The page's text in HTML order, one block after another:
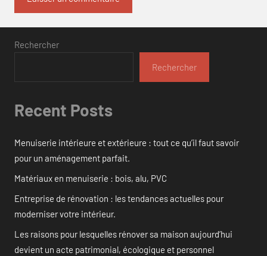
Rechercher
Rechercher
Recent Posts
Menuiserie intérieure et extérieure : tout ce qu’il faut savoir
pour un aménagement parfait.
Matériaux en menuiserie : bois, alu, PVC
Entreprise de rénovation : les tendances actuelles pour
moderniser votre intérieur.
Les raisons pour lesquelles rénover sa maison aujourd’hui
devient un acte patrimonial, écologique et personnel